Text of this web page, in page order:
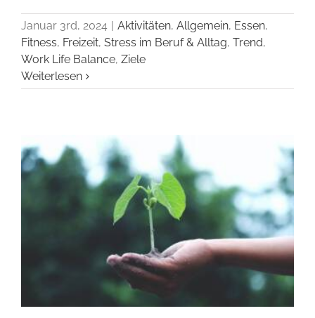
Januar 3rd, 2024 | Aktivitäten, Allgemein, Essen,
Fitness, Freizeit, Stress im Beruf & Alltag, Trend,
Work Life Balance, Ziele
Weiterlesen